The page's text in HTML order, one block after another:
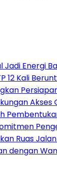
Jadi Energi
12 Kali
Akses
Ruas
dengan